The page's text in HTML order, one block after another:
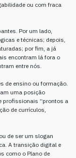
ou com fraca
Por um lado,
e técnicas; depois,
por fim, a já
encontram lá fora o
entre nós.
de ensino ou formação.
uma posição
profissionais “prontos a
de currículos,
de ser um slogan
A transição digital e
como o Plano de